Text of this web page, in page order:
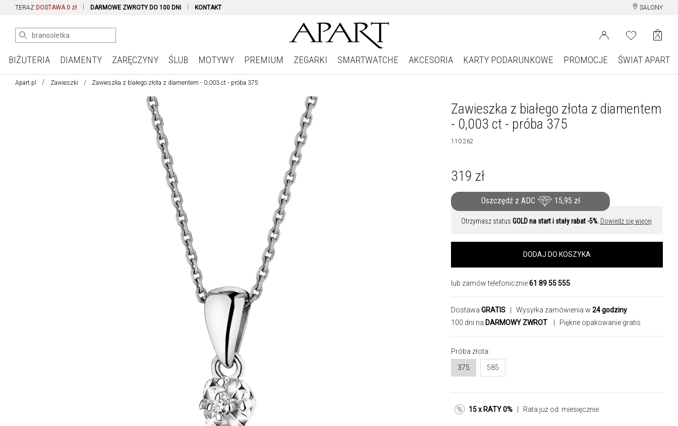
TERAZ DOSTAWA 0 zł DARMOWE ZWROTY DO 100 DNI KONTAKT SALONY
BIŻUTERIA DIAMENTY ZARĘCZYNY ŚLUB MOTYWY PREMIUM ZEGARKI SMARTWATCHE AKCESORIA KARTY PODARUNKOWE PROMOCJE ŚWIAT APART
Apart.pl Zawieszki Zawieszka z białego złota z diamentem - 0,003 ct - próba 375
Zawieszka z białego złota z diamentem
- 0,003 ct - próba 375
110.262
319 zł
Oszczędź z ADC 15,95 zł
Otrzymasz status GOLD na start i stały rabat -5%. Dowiedz się więcej
DODAJ DO KOSZYKA
lub zamów telefonicznie61 89 55 555
Dostawa GRATIS | Wysyłka zamówienia w 24 godziny
100 dni na DARMOWY ZWROT | Piękne opakowanie gratis
Próba złota:
375
585
15 x RATY 0% | Rata już od: miesięcznie